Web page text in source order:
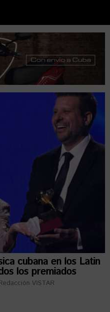
cubana en los Latin
los premiados
VISTAR